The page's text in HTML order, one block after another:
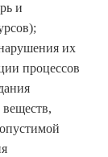
и
их
процессов